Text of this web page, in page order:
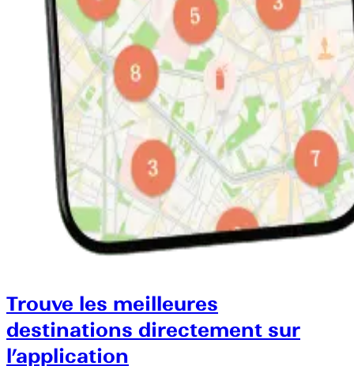
Trouve les meilleures
destinations directement sur
l’application